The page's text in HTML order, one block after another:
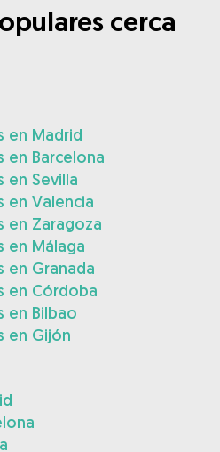
cerca
en Madrid
en Barcelona
en Sevilla
en Valencia
en Zaragoza
en Málaga
en Granada
en Córdoba
en Bilbao
en Gijón